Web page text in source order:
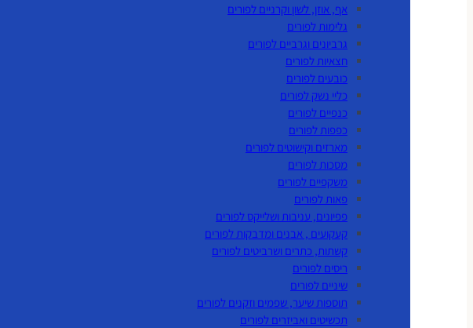
אף, אוזן, לשון וקרניים לפורים
גלימות לפורים
גרביונים וגרביים לפורים
חצאיות לפורים
כובעים לפורים
כליי נשק לפורים
כנפיים לפורים
כפפות לפורים
מארזים וקישוטים לפורים
מסכות לפורים
משקפיים לפורים
פאות לפורים
פפיונים, עניבות ושלייקס לפורים
קעקועים , אבנים ומדבקות לפורים
קשתות, כתרים ושרביטים לפורים
ריסים לפורים
שיניים לפורים
תוספות שיער, שפמים וזקנים לפורים
תכשיטים ואביזרים לפורים